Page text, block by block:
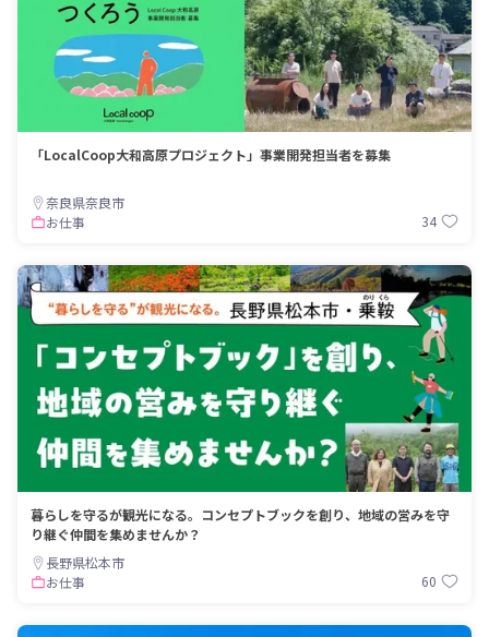
「LocalCoop大和高原プロジェクト」事業開発担当者を募集
奈良県奈良市
お仕事
34
暮らしを守るが観光になる。コンセプトブックを創り、地域の営みを守
り継ぐ仲間を集めませんか？
長野県松本市
お仕事
60